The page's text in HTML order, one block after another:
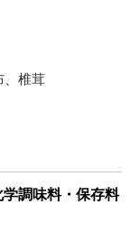
、椎茸
調味料・保存料